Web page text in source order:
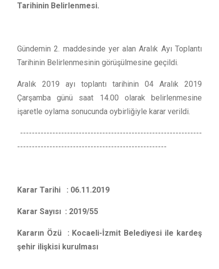
Tarihinin Belirlenmesi.
Gündemin 2. maddesinde yer alan Aralık Ayı Toplantı
Tarihinin Belirlenmesinin görüşülmesine geçildi.
Aralık 2019 ayı toplantı tarihinin 04 Aralık 2019
Çarşamba günü saat 14.00 olarak belirlenmesine
işaretle oylama sonucunda oybirliğiyle karar verildi.
--------------------------------------------------------------
---------------------------------------------------
Karar Tarihi : 06.11.2019
Karar Sayısı : 2019/55
Kararın Özü : Kocaeli-İzmit Belediyesi ile kardeş
şehir ilişkisi kurulması